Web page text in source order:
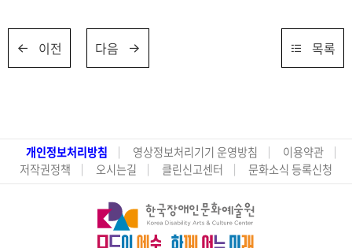
이전 다음 목록
개인정보처리방침 영상정보처리기기 운영방침
이용약관
저작권정책
오시는길 클린신고센터 문화소식 등록신청